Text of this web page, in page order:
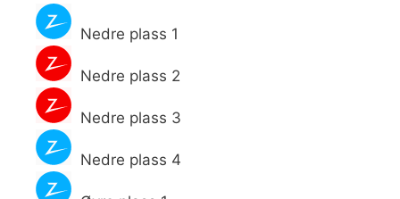
Nedre plass 1
Nedre plass 2
Nedre plass 3
Nedre plass 4